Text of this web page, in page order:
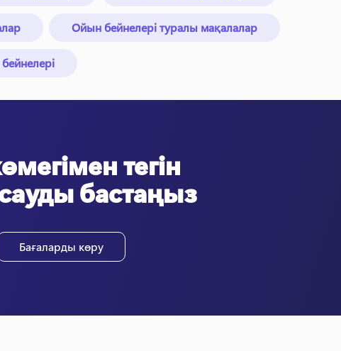
Ойын бейнелері туралы мақалалар
тегін
бастаңыз
Бағаларды көру